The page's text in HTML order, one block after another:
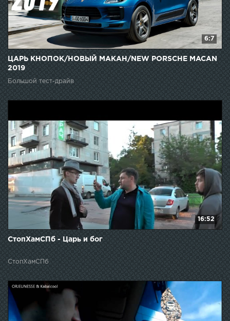
6:7
ЦАРЬ КНОПОК/НОВЫЙ МАКАН/NEW PORSCHE MACAN
2019
Большой тест-драйв
16:52
СтопХамСПб - Царь и бог
СтопХамСПб